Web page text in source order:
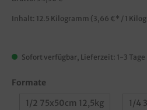
Inhalt: 12.5 Kilogramm (3,66 €* / 1
Sofort verfügbar, Lieferzeit: 1-3 Tage
Formate
1/2 75x50cm 12,5kg
1/4